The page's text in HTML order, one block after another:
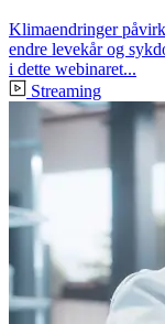
Klimaendringer
endre levekår og
i dette webinaret...
Streaming